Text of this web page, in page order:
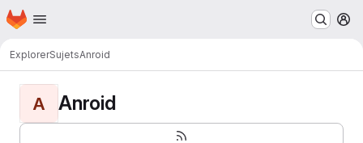
Passer au contenu principal
Page d'accueil
ExplorerSujetsAnroid
A Anroid